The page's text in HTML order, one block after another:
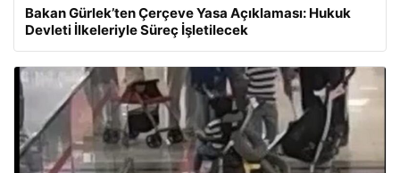
Bakan Gürlek’ten Çerçeve Yasa Açıklaması: Hukuk
Devleti İlkeleriyle Süreç İşletilecek